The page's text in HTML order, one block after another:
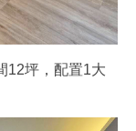
12坪，配置1大